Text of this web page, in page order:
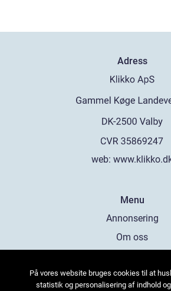
Adress
web:
Menu
Annonsering
Om oss
Kontakta oss
På vores website bruges cookies til at
statistik og personalisering af indhold